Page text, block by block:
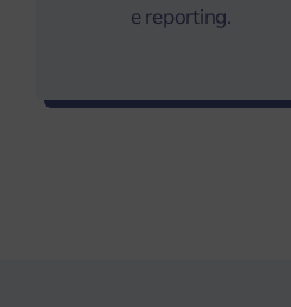
e reporting.